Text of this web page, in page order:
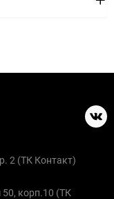
2 (ТК Контакт)
50, корп.10 (ТК